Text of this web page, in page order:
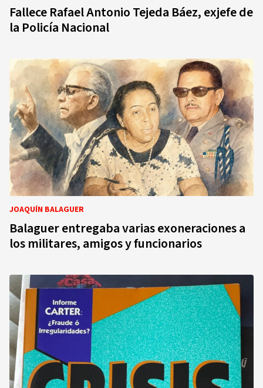
Fallece Rafael Antonio Tejeda Báez, exjefe de
la Policía Nacional
JOAQUÍN BALAGUER
Balaguer entregaba varias exoneraciones a
los militares, amigos y funcionarios